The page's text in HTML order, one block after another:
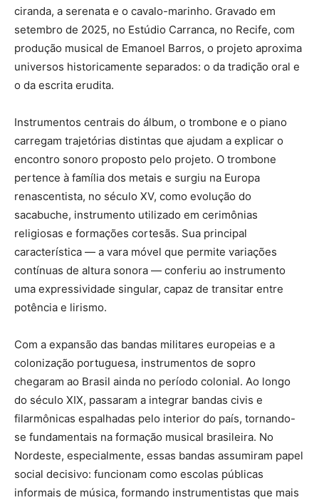
ciranda, a serenata e o cavalo-marinho. Gravado em
setembro de 2025, no Estúdio Carranca, no Recife, com
produção musical de Emanoel Barros, o projeto aproxima
universos historicamente separados: o da tradição oral e
o da escrita erudita.
Instrumentos centrais do álbum, o trombone e o piano
carregam trajetórias distintas que ajudam a explicar o
encontro sonoro proposto pelo projeto. O trombone
pertence à família dos metais e surgiu na Europa
renascentista, no século XV, como evolução do
sacabuche, instrumento utilizado em cerimônias
religiosas e formações cortesãs. Sua principal
característica — a vara móvel que permite variações
contínuas de altura sonora — conferiu ao instrumento
uma expressividade singular, capaz de transitar entre
potência e lirismo.
Com a expansão das bandas militares europeias e a
colonização portuguesa, instrumentos de sopro
chegaram ao Brasil ainda no período colonial. Ao longo
do século XIX, passaram a integrar bandas civis e
filarmônicas espalhadas pelo interior do país, tornando-
se fundamentais na formação musical brasileira. No
Nordeste, especialmente, essas bandas assumiram papel
social decisivo: funcionam como escolas públicas
informais de música, formando instrumentistas que mais